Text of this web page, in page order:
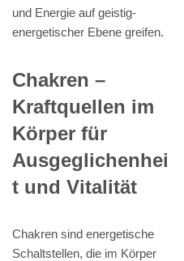
und Energie auf geistig-
energetischer Ebene greifen.
Chakren –
Kraftquellen im
Körper für
Ausgeglichenhei
t und Vitalität
Chakren sind energetische
Schaltstellen, die im Körper